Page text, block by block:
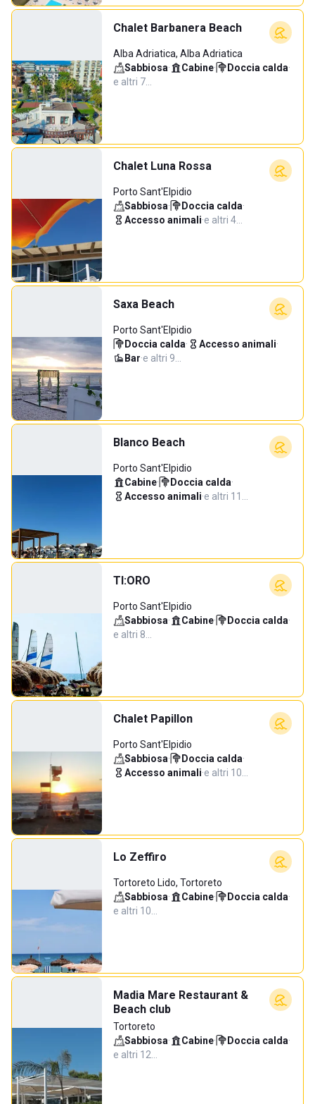
Chalet Barbanera Beach
Alba Adriatica, Alba Adriatica
Sabbiosa· Cabine· Doccia calda·
e altri 7…
Chalet Luna Rossa
Porto Sant'Elpidio
Sabbiosa· Doccia calda·
Accesso animali·e altri 4…
Saxa Beach
Porto Sant'Elpidio
Doccia calda· Accesso animali·
Bar·e altri 9…
Blanco Beach
Porto Sant'Elpidio
Cabine· Doccia calda·
Accesso animali·e altri 11…
TI:ORO
Porto Sant'Elpidio
Sabbiosa· Cabine· Doccia calda·
e altri 8…
Chalet Papillon
Porto Sant'Elpidio
Sabbiosa· Doccia calda·
Accesso animali·e altri 10…
Lo Zeffiro
Tortoreto Lido, Tortoreto
Sabbiosa· Cabine· Doccia calda·
e altri 10…
Madia Mare Restaurant &
Beach club
Tortoreto
Sabbiosa· Cabine· Doccia calda·
e altri 12…